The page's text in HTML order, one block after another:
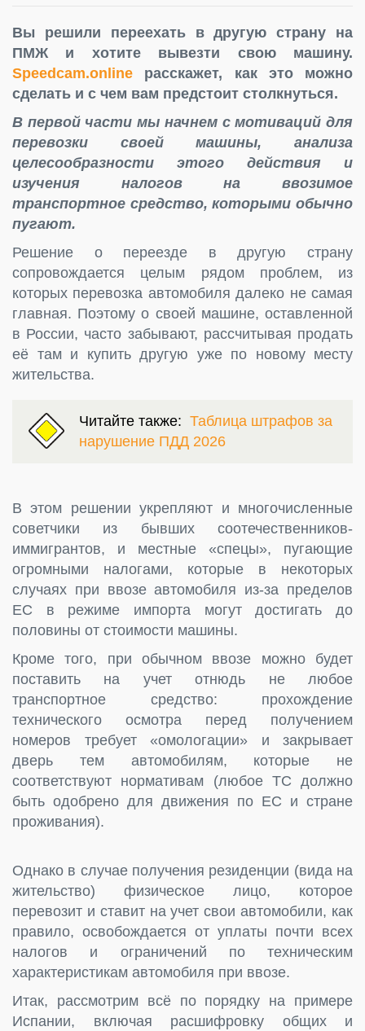
Вы решили переехать в другую страну на
ПМЖ и хотите вывезти свою машину.
Speedcam.online расскажет, как это можно
сделать и с чем вам предстоит столкнуться.
В первой части мы начнем с мотиваций для
перевозки своей машины, анализа
целесообразности этого действия и
изучения налогов на ввозимое
транспортное средство, которыми обычно
пугают.
Решение о переезде в другую страну
сопровождается целым рядом проблем, из
которых перевозка автомобиля далеко не самая
главная. Поэтому о своей машине, оставленной
в России, часто забывают, рассчитывая продать
её там и купить другую уже по новому месту
жительства.
Читайте также: Таблица штрафов за
нарушение ПДД 2026
В этом решении укрепляют и многочисленные
советчики из бывших соотечественников-
иммигрантов, и местные «спецы», пугающие
огромными налогами, которые в некоторых
случаях при ввозе автомобиля из-за пределов
ЕС в режиме импорта могут достигать до
половины от стоимости машины.
Кроме того, при обычном ввозе можно будет
поставить на учет отнюдь не любое
транспортное средство: прохождение
технического осмотра перед получением
номеров требует «омологации» и закрывает
дверь тем автомобилям, которые не
соответствуют нормативам (любое ТС должно
быть одобрено для движения по ЕС и стране
проживания).
Однако в случае получения резиденции (вида на
жительство) физическое лицо, которое
перевозит и ставит на учет свои автомобили, как
правило, освобождается от уплаты почти всех
налогов и ограничений по техническим
характеристикам автомобиля при ввозе.
Итак, рассмотрим всё по порядку на примере
Испании, включая расшифровку общих и